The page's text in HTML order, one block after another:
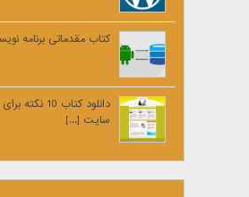
کتاب مقدماتی برنامه
دانلود کتاب
سایت [...]